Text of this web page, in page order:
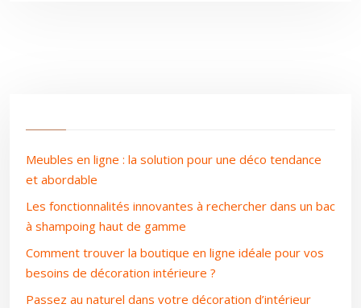
Meubles en ligne : la solution pour une déco tendance
et abordable
Les fonctionnalités innovantes à rechercher dans un bac
à shampoing haut de gamme
Comment trouver la boutique en ligne idéale pour vos
besoins de décoration intérieure ?
Passez au naturel dans votre décoration d’intérieur